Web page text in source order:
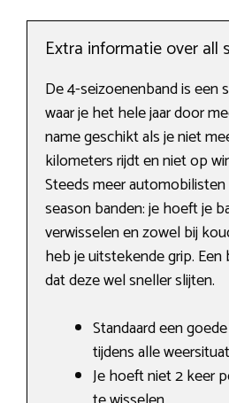
Extra informatie over all
De 4-seizoenenband is een
waar je het hele jaar door
name geschikt als je niet
kilometers rijdt en niet op
Steeds meer
season banden: je hoeft je
verwisselen en zowel bij
heb je uitstekende grip. Een
dat deze wel sneller slijten.
Standaard een
tijdens alle
Je hoeft niet 2 keer